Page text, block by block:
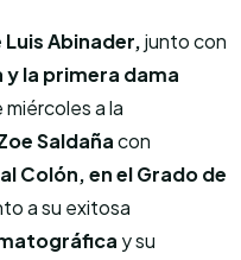
Abinader,junto con
y la primera dama
a la
Saldañacon
Colón, en el Grado de
a su exitosa
y su